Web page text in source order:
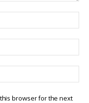
browser for the next